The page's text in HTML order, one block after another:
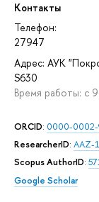
Контакты
Телефон:
27947
Адрес: АУК
S630
Время работы: с
ORCID: 0000-0002-
ResearcherID: AAZ-
Scopus AuthorID:
Google Scholar